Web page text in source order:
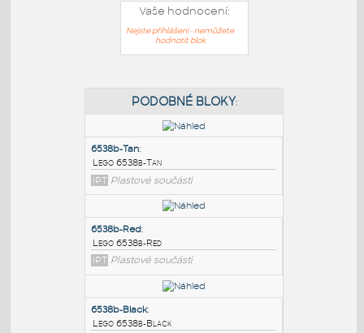
Vaše hodnocení:
Nejste přihlášeni - nemůžete
hodnotit blok
6538b-Tan:
Lego 6538b-Tan
IPT Plastové součásti